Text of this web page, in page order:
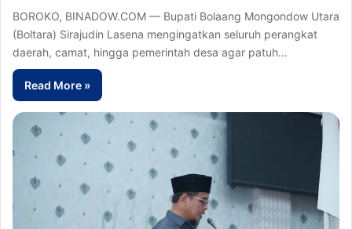
BOROKO, BINADOW.COM — Bupati Bolaang Mongondow Utara
(Boltara) Sirajudin Lasena mengingatkan seluruh perangkat
daerah, camat, hingga pemerintah desa agar patuh…
Read More »